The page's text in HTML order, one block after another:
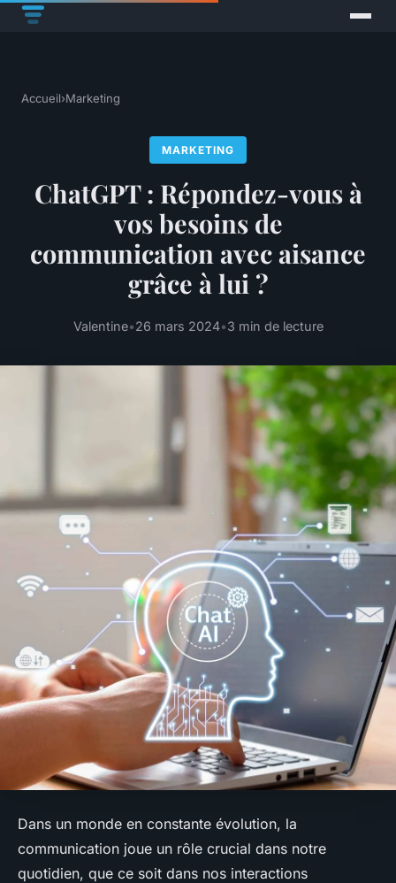
Accueil›Marketing
MARKETING
ChatGPT : Répondez-vous à
vos besoins de
communication avec aisance
grâce à lui ?
Valentine•26 mars 2024•3 min de lecture
Dans un monde en constante évolution, la
communication joue un rôle crucial dans notre
quotidien, que ce soit dans nos interactions